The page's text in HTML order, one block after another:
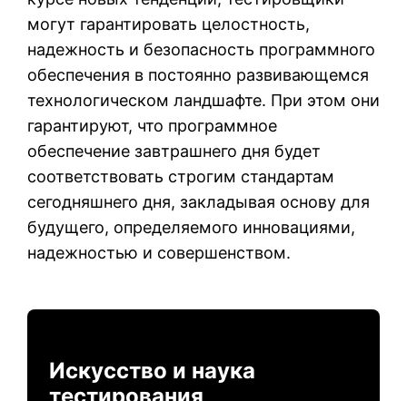
могут гарантировать целостность,
надежность и безопасность программного
обеспечения в постоянно развивающемся
технологическом ландшафте. При этом они
гарантируют, что программное
обеспечение завтрашнего дня будет
соответствовать строгим стандартам
сегодняшнего дня, закладывая основу для
будущего, определяемого инновациями,
надежностью и совершенством.
Искусство и наука
тестирования